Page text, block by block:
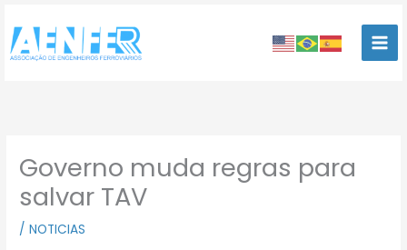
para
conteúdo
Governo muda regras para
salvar TAV
/NOTICIAS